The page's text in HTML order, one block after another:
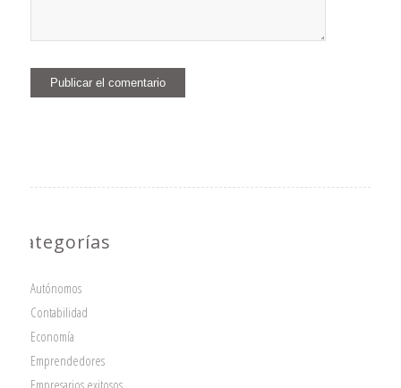
Categorías
Autónomos
Contabilidad
Economía
Emprendedores